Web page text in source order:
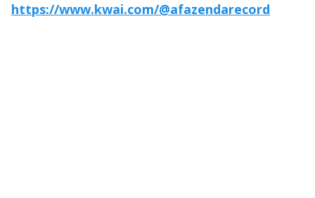
https://www.kwai.com/@afazendarecord